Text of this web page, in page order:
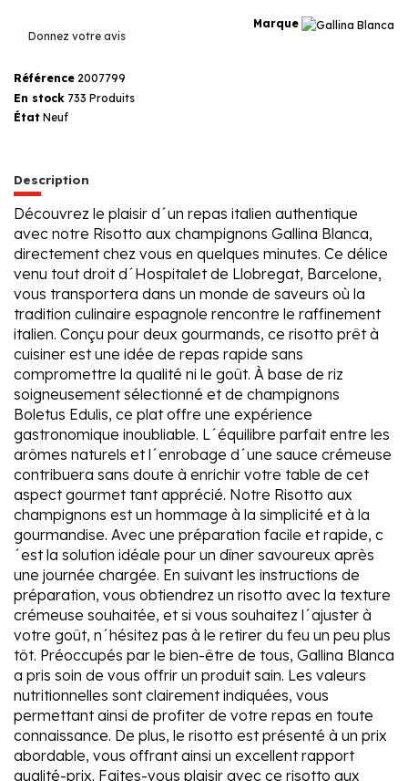
Marque
Donnez votre avis
Référence 2007799
En stock 733 Produits
État Neuf
Description
Découvrez le plaisir d´un repas italien authentique
avec notre Risotto aux champignons Gallina Blanca,
directement chez vous en quelques minutes. Ce délice
venu tout droit d´Hospitalet de Llobregat, Barcelone,
vous transportera dans un monde de saveurs où la
tradition culinaire espagnole rencontre le raffinement
italien. Conçu pour deux gourmands, ce risotto prêt à
cuisiner est une idée de repas rapide sans
compromettre la qualité ni le goût. À base de riz
soigneusement sélectionné et de champignons
Boletus Edulis, ce plat offre une expérience
gastronomique inoubliable. L´équilibre parfait entre les
arômes naturels et l´enrobage d´une sauce crémeuse
contribuera sans doute à enrichir votre table de cet
aspect gourmet tant apprécié. Notre Risotto aux
champignons est un hommage à la simplicité et à la
gourmandise. Avec une préparation facile et rapide, c
´est la solution idéale pour un dîner savoureux après
une journée chargée. En suivant les instructions de
préparation, vous obtiendrez un risotto avec la texture
crémeuse souhaitée, et si vous souhaitez l´ajuster à
votre goût, n´hésitez pas à le retirer du feu un peu plus
tôt. Préoccupés par le bien-être de tous, Gallina Blanca
a pris soin de vous offrir un produit sain. Les valeurs
nutritionnelles sont clairement indiquées, vous
permettant ainsi de profiter de votre repas en toute
connaissance. De plus, le risotto est présenté à un prix
abordable, vous offrant ainsi un excellent rapport
qualité-prix. Faites-vous plaisir avec ce risotto aux